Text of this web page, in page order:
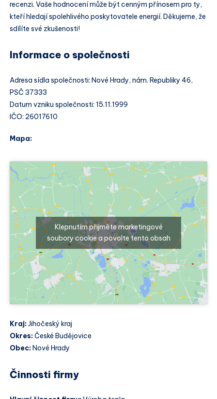
recenzi. Vaše hodnocení může být cenným přínosem pro ty,
kteří hledají spolehlivého poskytovatele energií. Děkujeme, že
sdílíte své zkušenosti!
Informace o společnosti
Adresa sídla společnosti: Nové Hrady, nám. Republiky 46,
PSČ 37333
Datum vzniku společnosti: 15.11.1999
IČO: 26017610
Mapa:
Klepnutím přijměte marketingové
soubory cookie a povolte tento obsah
Kraj:Jihočeský kraj
Okres:České Budějovice
Obec: Nové Hrady
Činnosti firmy